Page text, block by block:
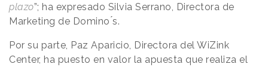
plazo”; ha expresado Silvia Serrano, Directora de
Marketing de Domino ́s.
Por su parte, Paz Aparicio, Directora del WiZink
Center, ha puesto en valor la apuesta que realiza el